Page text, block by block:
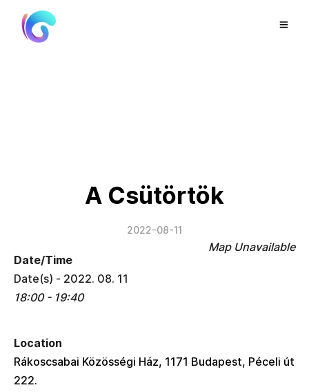
A Csütörtök
2022-08-11
Map Unavailable
Date/Time
Date(s) - 2022. 08. 11
18:00 - 19:40
Location
Rákoscsabai Közösségi Ház, 1171 Budapest, Péceli út
222.